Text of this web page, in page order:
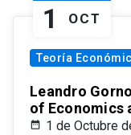
1 OCT
Teoría
Leandro
of Economics
1 de Octubre